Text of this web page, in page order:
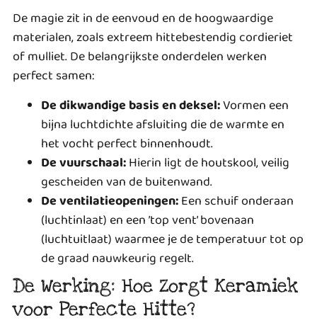
De magie zit in de eenvoud en de hoogwaardige
materialen, zoals extreem hittebestendig cordieriet
of mulliet. De belangrijkste onderdelen werken
perfect samen:
De dikwandige basis en deksel:Vormen een
bijna luchtdichte afsluiting die de warmte en
het vocht perfect binnenhoudt.
De vuurschaal:Hierin ligt de houtskool, veilig
gescheiden van de buitenwand.
De ventilatieopeningen:Een schuif onderaan
(luchtinlaat) en een ’top vent’ bovenaan
(luchtuitlaat) waarmee je de temperatuur tot op
de graad nauwkeurig regelt.
De Werking: Hoe Zorgt Keramiek
voor Perfecte Hitte?